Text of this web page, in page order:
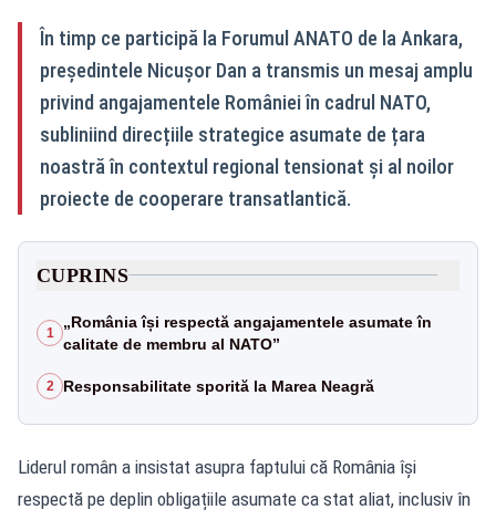
În timp ce participă la Forumul ANATO de la Ankara,
președintele Nicușor Dan a transmis un mesaj amplu
privind angajamentele României în cadrul NATO,
subliniind direcțiile strategice asumate de țara
noastră în contextul regional tensionat și al noilor
proiecte de cooperare transatlantică.
CUPRINS
1
„România își respectă angajamentele asumate în
calitate de membru al NATO”
2 Responsabilitate sporită la Marea Neagră
Liderul român a insistat asupra faptului că România își
respectă pe deplin obligațiile asumate ca stat aliat, inclusiv în